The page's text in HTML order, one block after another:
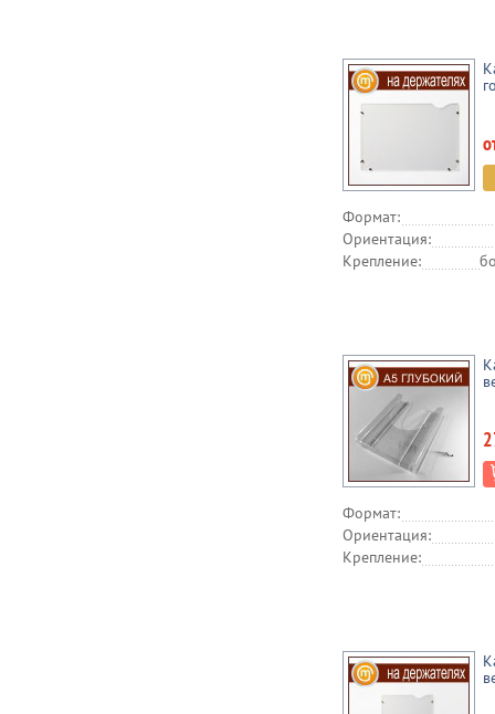
Формат:
Ориентация:
Крепление:
Формат:
Ориентация:
Крепление: